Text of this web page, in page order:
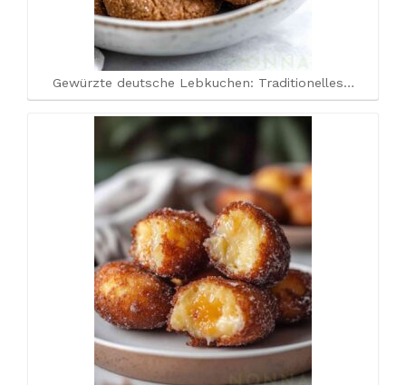
Gewürzte deutsche Lebkuchen: Traditionelles…